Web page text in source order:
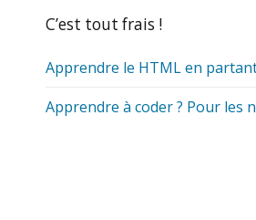
C’est tout frais !
Apprendre le HTML en
Apprendre à coder ? Pour les